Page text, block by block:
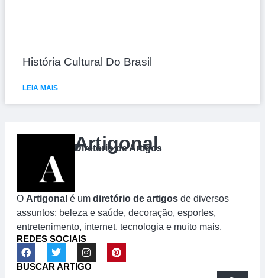
História Cultural Do Brasil
LEIA MAIS
Artigonal
Diretório de Artigos
O Artigonal é um diretório de artigos de diversos
assuntos: beleza e saúde, decoração, esportes,
entretenimento, internet, tecnologia e muito mais.
REDES SOCIAIS
BUSCAR ARTIGO